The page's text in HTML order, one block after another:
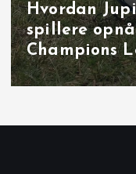
Målbrag i
udladninger
og på